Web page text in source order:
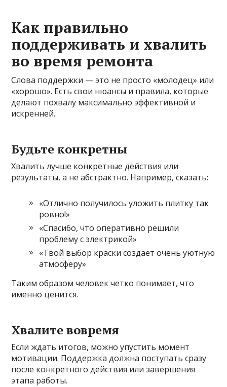
Как правильно
поддерживать и хвалить
во время ремонта
Слова поддержки — это не просто «молодец» или
«хорошо». Есть свои нюансы и правила, которые
делают похвалу максимально эффективной и
искренней.
Будьте конкретны
Хвалить лучше конкретные действия или
результаты, а не абстрактно. Например, сказать:
«Отлично получилось уложить плитку так
ровно!»
«Спасибо, что оперативно решили
проблему с электрикой»
«Твой выбор краски создает очень уютную
атмосферу»
Таким образом человек четко понимает, что
именно ценится.
Хвалите вовремя
Если ждать итогов, можно упустить момент
мотивации. Поддержка должна поступать сразу
после конкретного действия или завершения
этапа работы.